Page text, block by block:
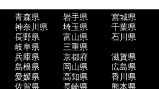
青森県 岩手県 宮城県
神奈川県 埼玉県 千葉県
長野県 富山県 石川県
岐阜県
三重県
兵庫県 京都府 滋賀県
島根県 岡山県 広島県
愛媛県 高知県
香川県
佐賀県 長崎県 熊本県